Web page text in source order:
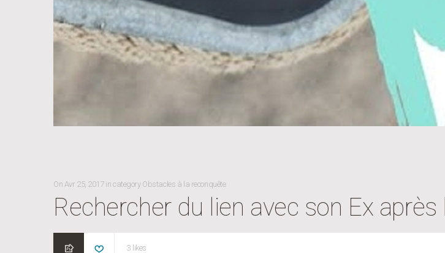
On POSTED
Avr 25, 2017in category CATEGORIES
Obstacles à la reconquête
Rechercher du lien avec son Ex
3 likes